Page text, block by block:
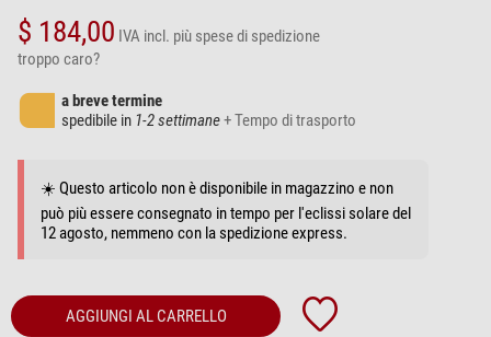
$ 184,00 IVA incl. più spese di spedizione
troppo caro?
a breve termine
spedibile in 1-2 settimane+ Tempo di trasporto
☀️ Questo articolo non è disponibile in magazzino e non
può più essere consegnato in tempo per l'eclissi solare del
12 agosto, nemmeno con la spedizione express.
AGGIUNGI AL CARRELLO